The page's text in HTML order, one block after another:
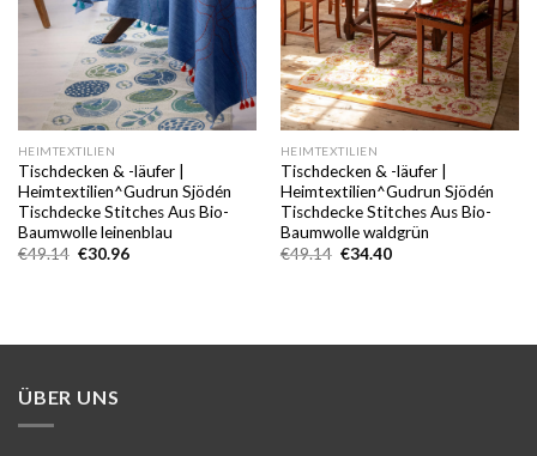
HEIMTEXTILIEN
Tischdecken & -läufer |
Heimtextilien^Gudrun Sjödén
Tischdecke Stitches Aus Bio-
Baumwolle leinenblau
€49.14 Ursprünglicher
€30.96Aktueller
HEIMTEXTILIEN
Tischdecken & -läufer |
Heimtextilien^Gudrun Sjödén
Tischdecke Stitches Aus Bio-
Baumwolle waldgrün
€49.14 Ursprünglicher
€34.40Aktueller
ÜBER UNS